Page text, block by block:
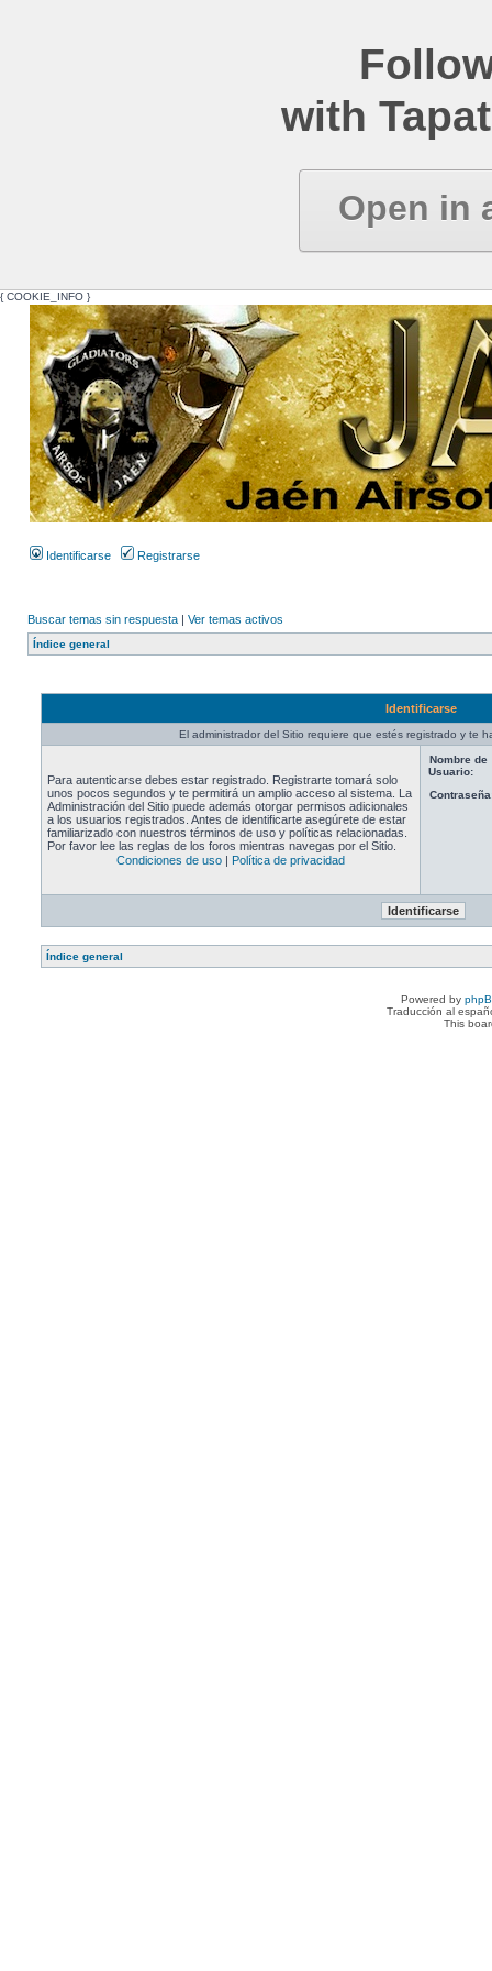
with
Open in
{ COOKIE_INFO }
Identificarse Registrarse
Buscar temas sin respuesta | Ver temas activos
Índice general
Identificarse
El administrador del Sitio requiere que estés registrado y te
Para autenticarse debes estar registrado. Registrarte tomará solo
unos pocos segundos y te permitirá un amplio acceso al sistema. La
Administración del Sitio puede además otorgar permisos adicionales
a los usuarios registrados. Antes de identificarte asegúrete de estar
familiarizado con nuestros términos de uso y políticas relacionadas.
Por favor lee las reglas de los foros mientras navegas por el Sitio.
Condiciones de uso | Política de privacidad
Nombre de
Usuario:
Índice general
Powered by
Traducción al
This